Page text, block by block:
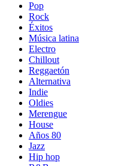
Pop
Rock
Éxitos
Música latina
Electro
Chillout
Reggaetón
Alternativa
Indie
Oldies
Merengue
House
Años 80
Jazz
Hip hop